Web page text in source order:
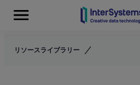
Skip to content
Menu
リソースライブラリー